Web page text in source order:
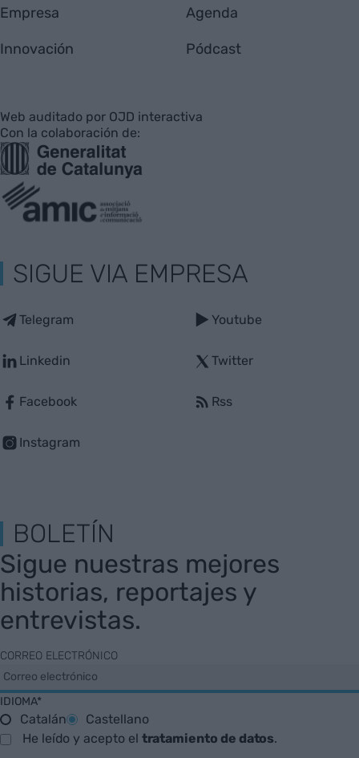
Empresa
Innovación
Agenda
Pódcast
Web auditado por OJD interactiva
Con la colaboración de:
SIGUE VIA EMPRESA
Telegram
Linkedin
Facebook
Instagram
Youtube
Twitter
Rss
BOLETÍN
Sigue nuestras mejores
historias, reportajes y
entrevistas.
CORREO ELECTRÓNICO
IDIOMA*
Catalán
Castellano
He leído y acepto el tratamiento de datos.